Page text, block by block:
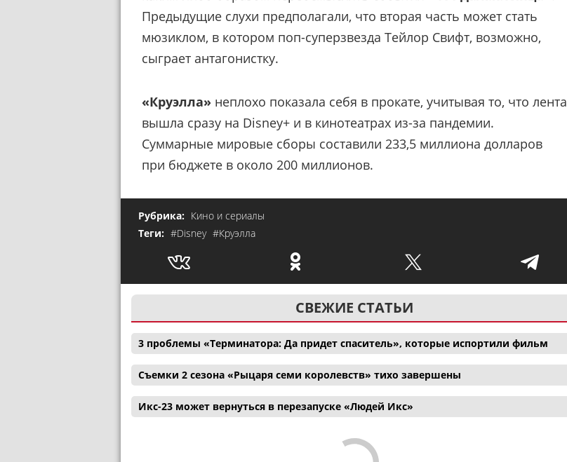
Предыдущие слухи предполагали, что вторая часть может стать
мюзиклом, в котором поп-суперзвезда Тейлор Свифт, возможно,
сыграет антагонистку.
«Круэлла» неплохо показала себя в прокате, учитывая то, что лента
вышла сразу на Disney+ и в кинотеатрах из-за пандемии.
Суммарные мировые сборы составили 233,5 миллиона долларов
при бюджете в около 200 миллионов.
Рубрика: Кино и сериалы
Теги: #Disney #Круэлла
СВЕЖИЕ СТАТЬИ
3 проблемы «Терминатора: Да придет спаситель», которые испортили фильм
Съемки 2 сезона «Рыцаря семи королевств» тихо завершены
Икс-23 может вернуться в перезапуске «Людей Икс»